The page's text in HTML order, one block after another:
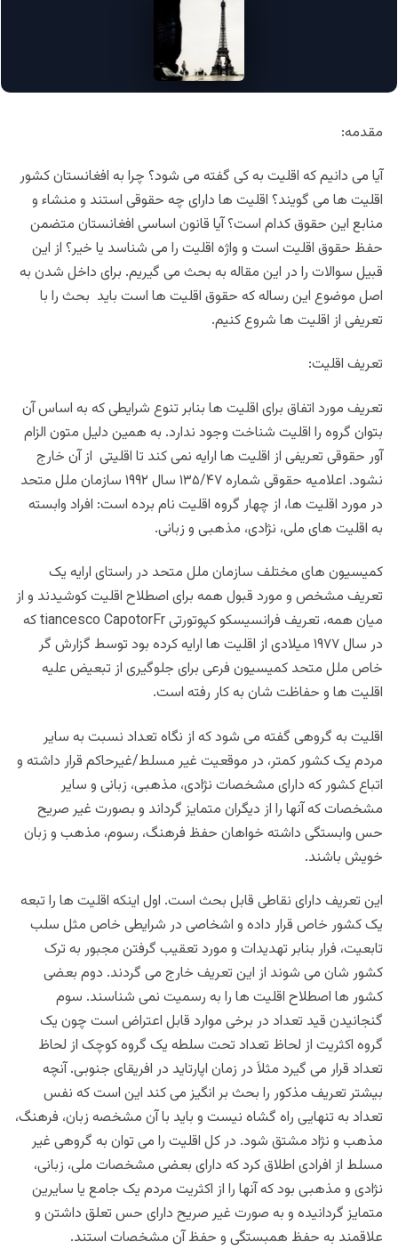
مقدمه:
آیا می دانیم که اقلیت به کی گفته می شود؟ چرا به افغانستان کشور
اقلیت ها می گویند؟ اقلیت ها دارای چه حقوقی استند و منشاء و
منابع این حقوق کدام است؟ آیا قانون اساسی افغانستان متضمن
حفظ حقوق اقلیت است و واژه اقلیت را می شناسد یا خیر؟ از این
قبیل سوالات را در این مقاله به بحث می گیریم. برای داخل شدن به
اصل موضوع این رساله که حقوق اقلیت ها است باید بحث را با
تعریفی از اقلیت ها شروع کنیم.
تعریف اقلیت:
تعریف مورد اتفاق برای اقلیت ها بنابر تنوع شرایطی که به اساس آن
بتوان گروه را اقلیت شناخت وجود ندارد. به همین دلیل متون الزام
آور حقوقی تعریفی از اقلیت ها ارایه نمی کند تا اقلیتی از آن خارج
نشود. اعلامیه حقوقی شماره ۱۳۵/۴۷ سال ۱۹۹۲ سازمان ملل متحد
در مورد اقلیت ها، از چهار گروه اقلیت نام برده است: افراد وابسته
به اقلیت های ملی، نژادی، مذهبی و زبانی.
کمیسیون های مختلف سازمان ملل متحد در راستای ارایه یک
تعریف مشخص و مورد قبول همه برای اصطلاح اقلیت کوشیدند و از
میان همه، تعریف فرانسیسکو کپوتورتی tiancesco CapotorFr که
در سال ۱۹۷۷ میلادی از اقلیت ها ارایه کرده بود توسط گزارش گر
خاص ملل متحد کمیسیون فرعی برای جلوگیری از تبعیض علیه
اقلیت ها و حفاظت شان به کار رفته است.
اقلیت به گروهی گفته می شود که از نگاه تعداد نسبت به سایر
مردم یک کشور کمتر، در موقعیت غیر مسلط/غیرحاکم قرار داشته و
اتباع کشور که دارای مشخصات نژادی، مذهبی، زبانی و سایر
مشخصات که آنها را از دیگران متمایز گرداند و بصورت غیر صریح
حس وابستگی داشته خواهان حفظ فرهنگ، رسوم، مذهب و زبان
خویش باشند.
این تعریف دارای نقاطی قابل بحث است. اول اینکه اقلیت ها را تبعه
یک کشور خاص قرار داده و اشخاصی در شرایطی خاص مثل سلب
تابعیت، فرار بنابر تهدیدات و مورد تعقیب گرفتن مجبور به ترک
کشور شان می شوند از این تعریف خارج می گردند. دوم بعضی
کشور ها اصطلاح اقلیت ها را به رسمیت نمی شناسند. سوم
گنجانیدن قید تعداد در برخی موارد قابل اعتراض است چون یک
گروه اکثریت از لحاظ تعداد تحت سلطه یک گروه کوچک از لحاظ
تعداد قرار می گیرد مثلاَ در زمان اپارتاید در افریقای جنوبی. آنچه
بیشتر تعریف مذکور را بحث بر انگیز می کند این است که نفس
تعداد به تنهایی راه گشاه نیست و باید با آن مشخصه زبان، فرهنگ،
مذهب و نژاد مشتق شود. در کل اقلیت را می توان به گروهی غیر
مسلط از افرادی اطلاق کرد که دارای بعضی مشخصات ملی، زبانی،
نژادی و مذهبی بود که آنها را از اکثریت مردم یک جامع یا سایرین
متمایز گردانیده و به صورت غیر صریح دارای حس تعلق داشتن و
علاقمند به حفظ همبستگی و حفظ آن مشخصات استند.